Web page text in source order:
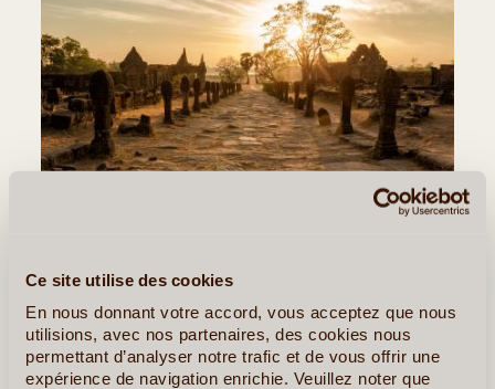
Ce site utilise des cookies
En nous donnant votre accord, vous acceptez que nous
utilisions, avec nos partenaires, des cookies nous
permettant d’analyser notre trafic et de vous offrir une
expérience de navigation enrichie. Veuillez noter que
Cet itinéraire de 5 jours sera parfait pour découvrir le Sud du
Laos après un voyage dans le nord ou en complément de la
découverte d'autres pays d'Asie du Sud-Est. Visitez une région
authentique et découvrez des paysages extrêmement (...)